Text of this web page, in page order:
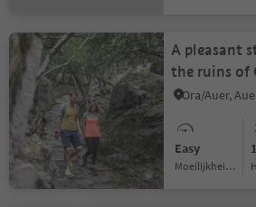
A pleasant
the ruins of
Easy
Moeilijkheidsgraad